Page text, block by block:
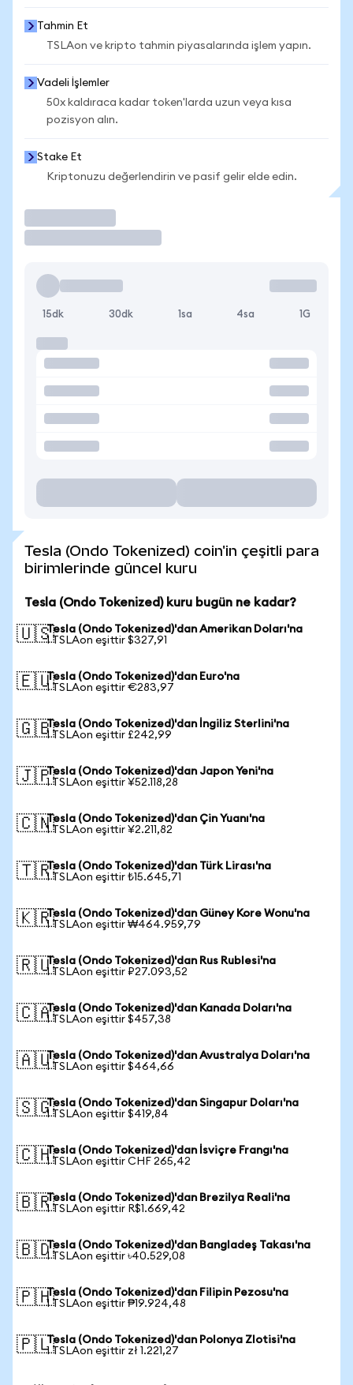
Tahmin Et
TSLAon ve kripto tahmin piyasalarında işlem yapın.
Vadeli İşlemler
50x kaldıraca kadar token'larda uzun veya kısa
pozisyon alın.
Stake Et
Kriptonuzu değerlendirin ve pasif gelir elde edin.
15dk 30dk 1sa 4sa 1G
Tesla (Ondo Tokenized) coin'in çeşitli para
birimlerinde güncel kuru
Tesla (Ondo Tokenized) kuru bugün ne kadar?
🇺🇸Tesla (Ondo Tokenized)'dan Amerikan Doları'na
1 TSLAon eşittir $327,91
🇪🇺Tesla (Ondo Tokenized)'dan Euro'na
1 TSLAon eşittir €283,97
🇬🇧Tesla (Ondo Tokenized)'dan İngiliz Sterlini'na
1 TSLAon eşittir £242,99
🇯🇵Tesla (Ondo Tokenized)'dan Japon Yeni'na
1 TSLAon eşittir ¥52.118,28
🇨🇳Tesla (Ondo Tokenized)'dan Çin Yuanı'na
1 TSLAon eşittir ¥2.211,82
🇹🇷Tesla (Ondo Tokenized)'dan Türk Lirası'na
1 TSLAon eşittir ₺15.645,71
🇰🇷Tesla (Ondo Tokenized)'dan Güney Kore Wonu'na
1 TSLAon eşittir ₩464.959,79
🇷🇺Tesla (Ondo Tokenized)'dan Rus Rublesi'na
1 TSLAon eşittir ₽27.093,52
🇨🇦Tesla (Ondo Tokenized)'dan Kanada Doları'na
1 TSLAon eşittir $457,38
🇦🇺Tesla (Ondo Tokenized)'dan Avustralya Doları'na
1 TSLAon eşittir $464,66
🇸🇬Tesla (Ondo Tokenized)'dan Singapur Doları'na
1 TSLAon eşittir $419,84
🇨🇭Tesla (Ondo Tokenized)'dan İsviçre Frangı'na
1 TSLAon eşittir CHF 265,42
🇧🇷Tesla (Ondo Tokenized)'dan Brezilya Reali'na
1 TSLAon eşittir R$1.669,42
🇧🇩Tesla (Ondo Tokenized)'dan Bangladeş Takası'na
1 TSLAon eşittir ৳40.529,08
🇵🇭Tesla (Ondo Tokenized)'dan Filipin Pezosu'na
1 TSLAon eşittir ₱19.924,48
🇵🇱Tesla (Ondo Tokenized)'dan Polonya Zlotisi'na
1 TSLAon eşittir zł 1.221,27